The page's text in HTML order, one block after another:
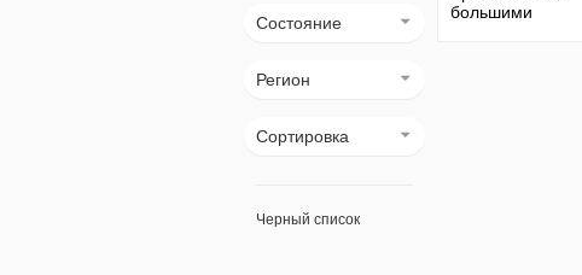
Состояние
Регион
Сортировка
Черный список
большими